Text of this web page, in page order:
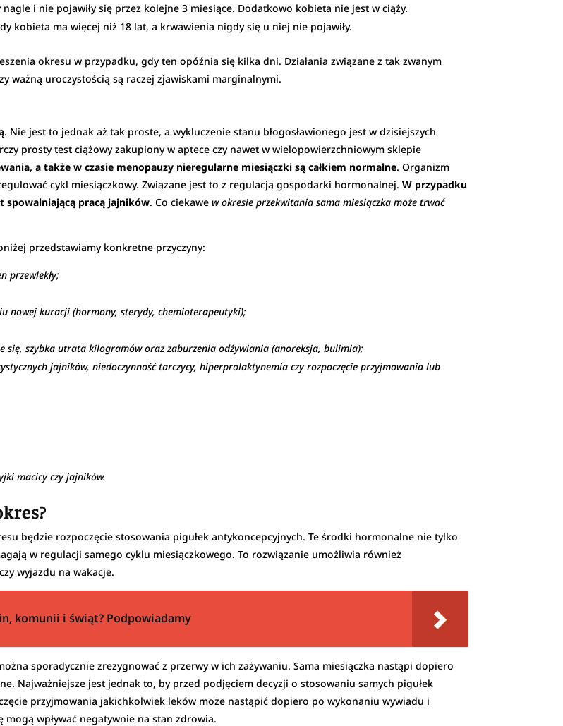
i nie pojawiły się przez kolejne 3 miesiące. Dodatkowo kobieta nie jest w ciąży.
kobieta ma więcej niż 18 lat, a krwawienia nigdy się u niej nie pojawiły.
okresu w przypadku, gdy ten opóźnia się kilka dni. Działania związane z tak zwanym
ważną uroczystością są raczej zjawiskami marginalnymi.
. Nie jest to jednak aż tak proste, a wykluczenie stanu błogosławionego jest w dzisiejszych
prosty test ciążowy zakupiony w aptece czy nawet w wielopowierzchniowym sklepie
a także w czasie menopauzy nieregularne miesiączki są całkiem normalne. Organizm
cykl miesiączkowy. Związane jest to z regulacją gospodarki hormonalnej.W przypadku
spowalniającą pracą jajników. Co ciekawew okresie przekwitania sama miesiączka może trwać
przedstawiamy konkretne przyczyny:
przewlekły;
nowej kuracji (hormony, sterydy, chemioterapeutyki);
się, szybka utrata kilogramów oraz zaburzenia odżywiania (anoreksja, bulimia);
jajników, niedoczynność tarczycy, hiperprolaktynemia czy rozpoczęcie przyjmowania lub
macicy czy jajników.
będzie rozpoczęcie stosowania pigułek antykoncepcyjnych. Te środki hormonalne nie tylko
w regulacji samego cyklu miesiączkowego. To rozwiązanie umożliwia również
wyjazdu na wakacje.
komunii i świąt? Podpowiadamy
sporadycznie zrezygnować z przerwy w ich zażywaniu. Sama miesiączka nastąpi dopiero
Najważniejsze jest jednak to, by przed podjęciem decyzji o stosowaniu samych pigułek
przyjmowania jakichkolwiek leków może nastąpić dopiero po wykonaniu wywiadu i
mogą wpływać negatywnie na stan zdrowia.